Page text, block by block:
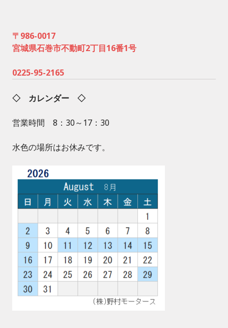
〒986-0017
宮城県石巻市不動町2丁目16番1号
0225-95-2165
◇ カレンダー ◇
営業時間 8：30～17：30
水色の場所はお休みです。